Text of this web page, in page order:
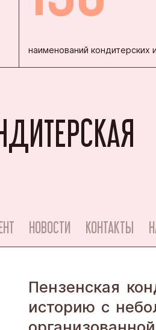
наименований кондитерских
НОВОСТИ КОНТАКТЫ
Пензенская
историю с